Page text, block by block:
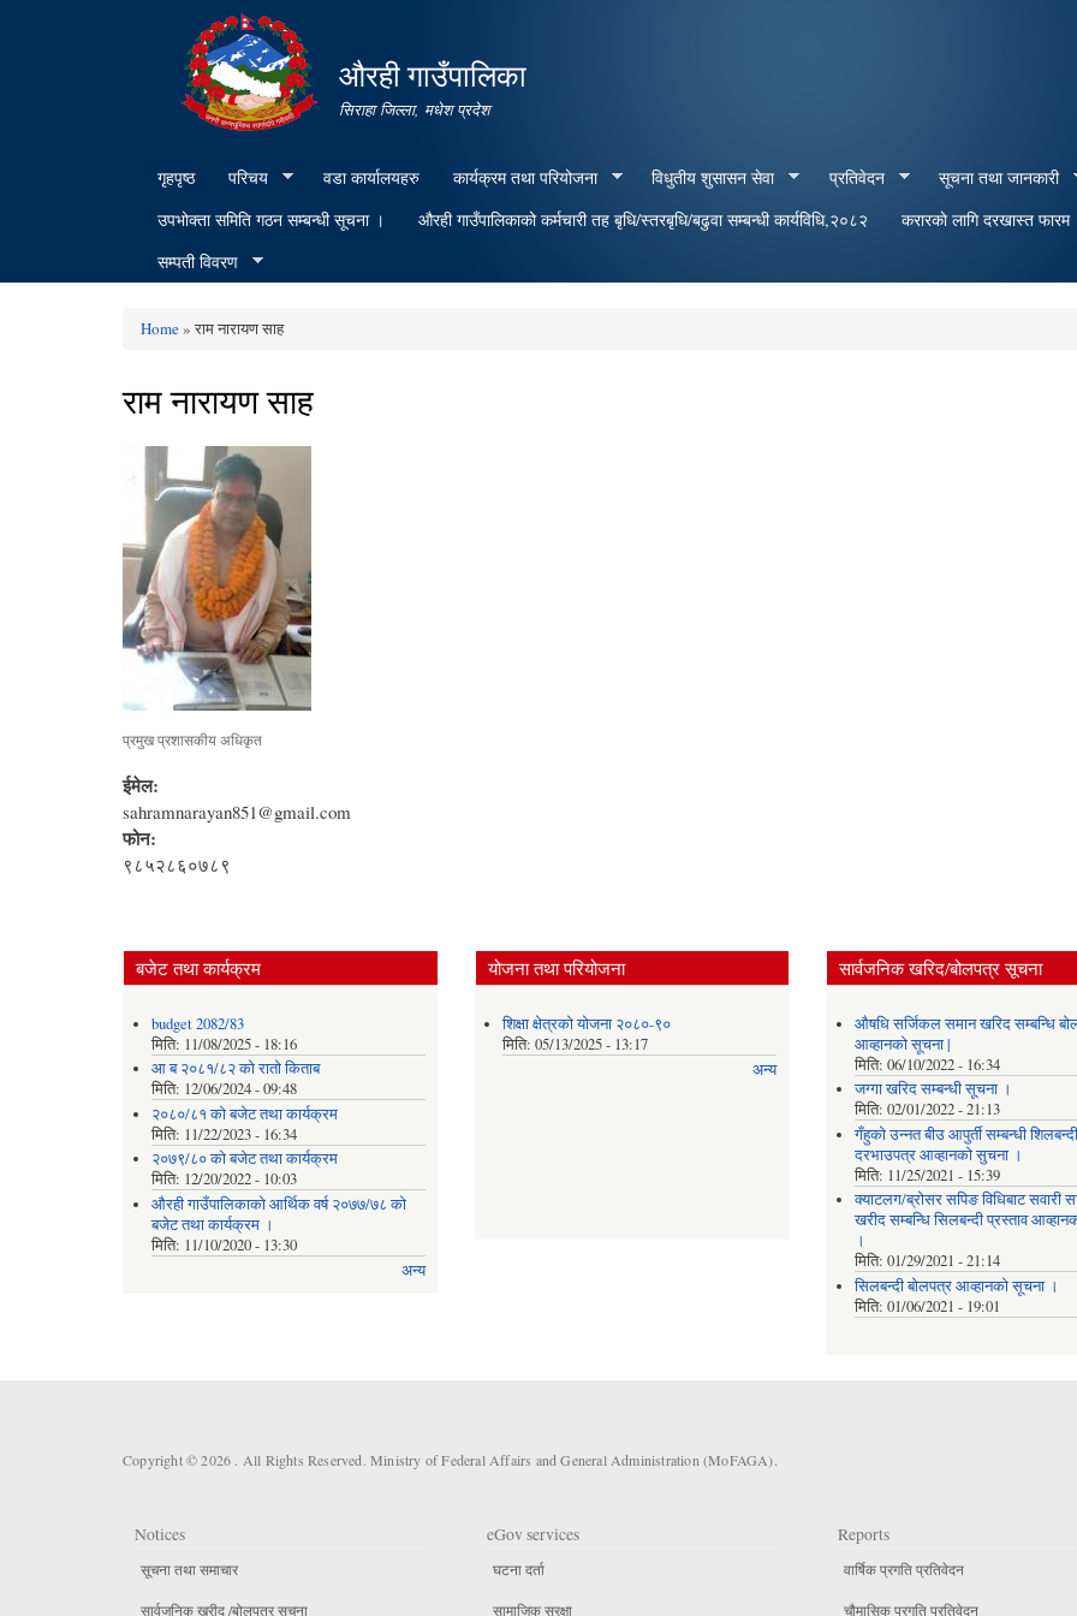
औरही गाउँपालिका
सिराहा जिल्ला, मधेश प्रदेश
गृहपृष्ठ परिचय वडा कार्यालयहरु कार्यक्रम तथा परियोजना विधुतीय शुसासन सेवा प्रतिवेदन सूचना तथा जानकारी
उपभोक्ता समिति गठन सम्बन्धी सूचना ।
औरही गाउँपालिकाको कर्मचारी तह बृधि/स्तरबृधि/बढुवा सम्बन्धी कार्यविधि,२०८२ करारकाे लागि दरखास्त फारम
सम्पती विवरण
Home» राम नारायण साह
राम नारायण साह
प्रमुख प्रशासकीय अधिकृत
ईमेल:
sahramnarayan851@gmail.com
फोन:
९८५२८६०७८९
बजेट तथा कार्यक्रम
budget 2082/83
मिति: 11/08/2025 - 18:16
आ ब २०८१/८२ काे राताे किताब
मिति: 12/06/2024 - 09:48
२०८०/८१ को बजेट तथा कार्यक्रम
मिति: 11/22/2023 - 16:34
२०७९/८० को बजेट तथा कार्यक्रम
मिति: 12/20/2022 - 10:03
औरही गाउँपालिकाको आर्थिक वर्ष २०७७/७८ को
बजेट तथा कार्यक्रम ।
मिति: 11/10/2020 - 13:30
अन्य
योजना तथा परियोजना
शिक्षा क्षेत्रको योजना २०८०-९०
मिति:05/13/2025 - 13:17
अन्य
सार्वजनिक खरिद/बोलपत्र सूचना
औषधि सर्जिकल समान खरिद सम्बन्धि
आव्हानको सूचना |
मिति: 06/10/2022 - 16:34
जग्गा खरिद सम्बन्धी सूचना ।
मिति: 02/01/2022 - 21:13
गँहुकाे उन्नत बीउ आपुर्ती सम्बन्धी शिलबन्दी
दरभाउपत्र आव्हानकाे सुचना ।
मिति: 11/25/2021 - 15:39
क्याटलग/ब्रोसर सपिङ विधिबाट सवारी
खरीद सम्बन्धि सिलबन्दी प्रस्ताव
।
मिति: 01/29/2021 - 21:14
सिलबन्दी बोलपत्र आव्हानको सूचना ।
मिति: 01/06/2021 - 19:01
Copyright © 2026 . All Rights Reserved. Ministry of Federal Affairs and General Administration (MoFAGA).
Notices
सूचना तथा समाचार
सार्वजनिक खरीद /बोलपत्र सूचना
eGov services
घटना दर्ता
सामाजिक सुरक्षा
Reports
वार्षिक प्रगति प्रतिवेदन
चौमासिक प्रगति प्रतिवेदन